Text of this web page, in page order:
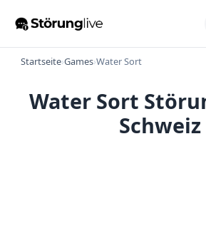
Startseite›Games›Water Sort
Water Sort
Schweiz